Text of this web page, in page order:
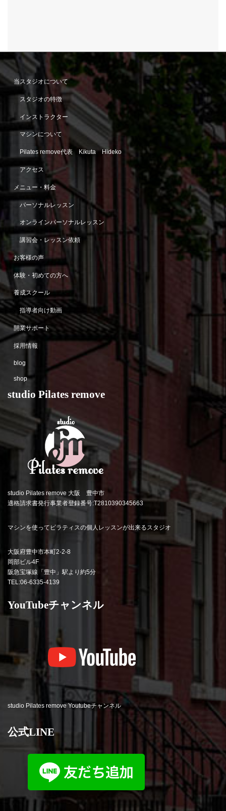
当スタジオについて
スタジオの特徴
インストラクター
マシンについて
Pilates remove代表 Kikuta Hideko
アクセス
メニュー・料金
パーソナルレッスン
オンラインパーソナルレッスン
講習会・レッスン依頼
お客様の声
体験・初めての方へ
養成スクール
指導者向け動画
開業サポート
採用情報
blog
shop
studio Pilates remove
studio Pilates remove 大阪 豊中市
適格請求書発行事業者登録番号:T2810390345663
マシンを使ってピラティスの個人レッスンが出来るスタジオ
大阪府豊中市本町2-2-8
岡部ビル4F
阪急宝塚線「豊中」駅より約5分
TEL:06-6335-4139
YouTubeチャンネル
studio Pilates remove Youtubeチャンネル
公式LINE